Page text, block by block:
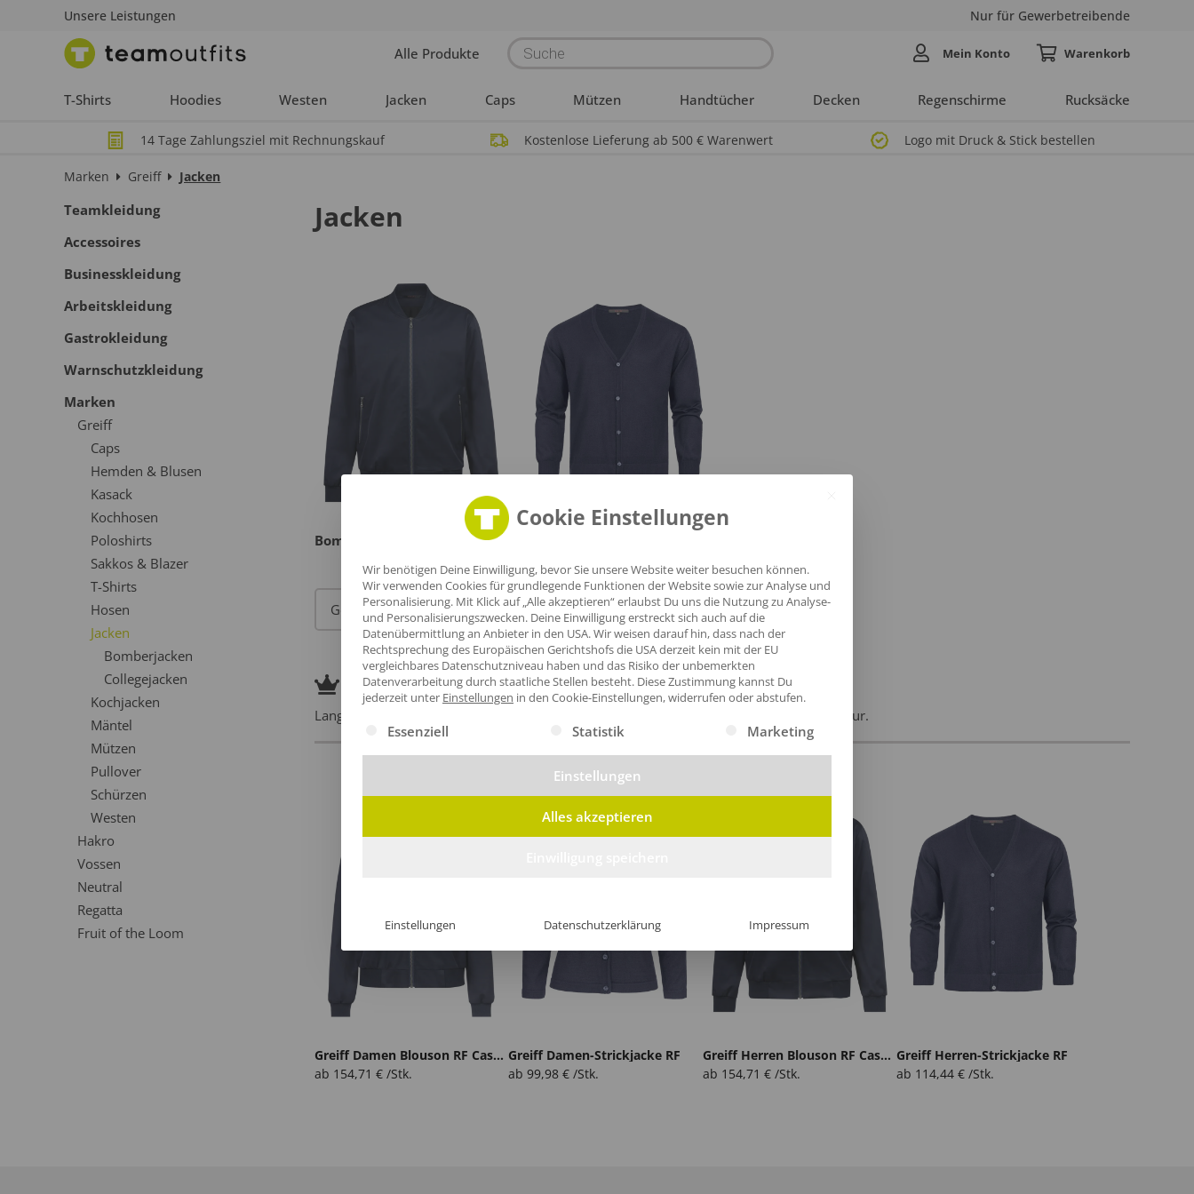
Unsere Leistungen Nur für Gewerbetreibende
Alle Produkte Products
search
T-Shirts Hoodies Westen Jacken Caps Mützen Handtücher Decken Regenschirme Rucksäcke
Mein Konto
14 Tage Zahlungsziel mit Rechnungskauf Kostenlose Lieferung ab 500 € Warenwert Logo mit Druck & Stick bestellen
Marken Greiff Jacken
Teamkleidung
Accessoires
Businesskleidung
Arbeitskleidung
Gastrokleidung
Warnschutzkleidung
Marken
Greiff
Caps
Hemden & Blusen
Kasack
Kochhosen
Poloshirts
Sakkos & Blazer
T-Shirts
Hosen
Jacken
Bomberjacken
Collegejacken
Kochjacken
Mäntel
Mützen
Pullover
Schürzen
Westen
Hakro
Vossen
Neutral
Regatta
Fruit of the Loom
Jacken
Bomberjacken
Premium
Langlebige Produkte mit hoher Qualität geeignet für z.B. Handwerk, Industrie und Agentur.
Greiff Damen Blouson RF Casual
ab 154,71 € /Stk.
Greiff Damen-Strickjacke RF
ab99,98€ /Stk.
Greiff Herren Blouson RF Casual
ab 154,71 € /Stk.
Greiff Herren-Strickjacke RF
ab 114,44 € /Stk.
Cookie Einstellungen
Wir benötigen Deine Einwilligung, bevor Sie unsere Website weiter besuchen können.
Wir verwenden Cookies für grundlegende Funktionen der Website sowie zur Analyse und
Personalisierung. Mit Klick auf „Alle akzeptieren“ erlaubst Du uns die Nutzung zu Analyse-
und Personalisierungszwecken. Deine Einwilligung erstreckt sich auch auf die
Datenübermittlung an Anbieter in den USA. Wir weisen darauf hin, dass nach der
Rechtsprechung des Europäischen Gerichtshofs die USA derzeit kein mit der EU
vergleichbares Datenschutzniveau haben und das Risiko der unbemerkten
Datenverarbeitung durch staatliche Stellen besteht. Diese Zustimmung kannst Du
jederzeit unter Einstellungen in den Cookie-Einstellungen, widerrufen oder abstufen.
Es folgt eine Liste der Service-Gruppen, für die eine Einwilligung erteilt werden kann. Die erste Service-Gruppe ist essenziell und kann
Essenziell Statistik Marketing
Einstellungen
Alles akzeptieren
Einstellungen Datenschutzerklärung Impressum